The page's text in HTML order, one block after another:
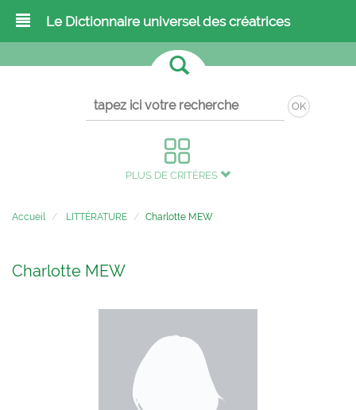
Le Dictionnaire universel des créatrices
OK
PLUS DE CRITÈRES
Accueil LITTÉRATURE Charlotte MEW
Charlotte MEW